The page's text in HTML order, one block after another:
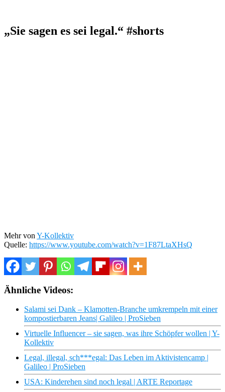
„Sie sagen es sei legal.“ #shorts
Mehr von Y-Kollektiv
Quelle: https://www.youtube.com/watch?v=1F87LtaXHsQ
Ähnliche Videos:
Salami sei Dank – Klamotten-Branche umkrempeln mit einer
kompostierbaren Jeans| Galileo | ProSieben
Virtuelle Influencer – sie sagen, was ihre Schöpfer wollen | Y-
Kollektiv
Legal, illegal, sch***egal: Das Leben im Aktivistencamp |
Galileo | ProSieben
USA: Kinderehen sind noch legal | ARTE Reportage